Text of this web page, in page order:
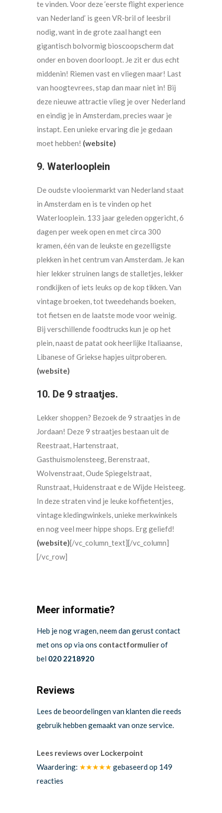
te vinden. Voor deze ‘eerste flight experience
van Nederland’ is geen VR-bril of leesbril
nodig, want in de grote zaal hangt een
gigantisch bolvormig bioscoopscherm dat
onder en boven doorloopt. Je zit er dus echt
middenin! Riemen vast en vliegen maar! Last
van hoogtevrees, stap dan maar niet in! Bij
deze nieuwe attractie vlieg je over Nederland
en eindig je in Amsterdam, precies waar je
instapt. Een unieke ervaring die je gedaan
moet hebben! (website)
9. Waterlooplein
De oudste vlooienmarkt van Nederland staat
in Amsterdam en is te vinden op het
Waterlooplein. 133 jaar geleden opgericht, 6
dagen per week open en met circa 300
kramen, één van de leukste en gezelligste
plekken in het centrum van Amsterdam. Je kan
hier lekker struinen langs de stalletjes, lekker
rondkijken of iets leuks op de kop tikken. Van
vintage broeken, tot tweedehands boeken,
tot fietsen en de laatste mode voor weinig.
Bij verschillende foodtrucks kun je op het
plein, naast de patat ook heerlijke Italiaanse,
Libanese of Griekse hapjes uitproberen.
(website)
10. De 9 straatjes.
Lekker shoppen? Bezoek de 9 straatjes in de
Jordaan! Deze 9 straatjes bestaan uit de
Reestraat, Hartenstraat,
Gasthuismolensteeg, Berenstraat,
Wolvenstraat, Oude Spiegelstraat,
Runstraat, Huidenstraat e de Wijde Heisteeg.
In deze straten vind je leuke koffietentjes,
vintage kledingwinkels, unieke merkwinkels
en nog veel meer hippe shops. Erg geliefd!
(website)[/vc_column_text][/vc_column]
[/vc_row]
Meer informatie?
Heb je nog vragen, neem dan gerust contact
met ons op via ons contactformulierof
bel 020 2218920
Reviews
Lees de beoordelingen van klanten die reeds
gebruik hebben gemaakt van onze service.
Lees reviews over Lockerpoint
Waardering: ★★★★★ gebaseerd op 149
reacties